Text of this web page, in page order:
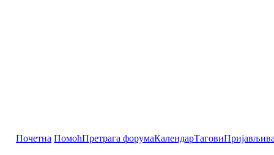
Почетна ПомоћПретрага форумаКалендарТагови